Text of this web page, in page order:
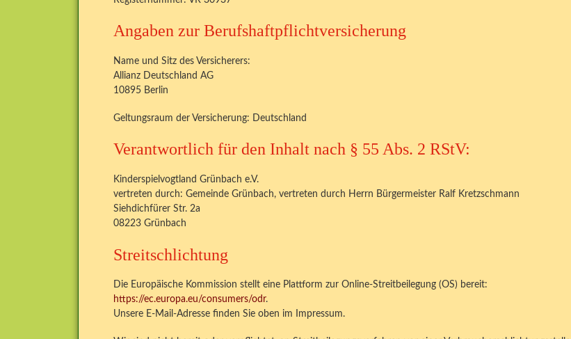
Angaben zur Berufshaftpflichtversicherung
Name und Sitz des Versicherers:
Allianz Deutschland AG
10895 Berlin
Geltungsraum der Versicherung: Deutschland
Verantwortlich für den Inhalt nach § 55 Abs. 2 RStV:
Kinderspielvogtland Grünbach e.V.
vertreten durch: Gemeinde Grünbach, vertreten durch Herrn Bürgermeister Ralf Kretzschmann
Siehdichfürer Str. 2a
08223 Grünbach
Streitschlichtung
Die Europäische Kommission stellt eine Plattform zur Online-Streitbeilegung (OS) bereit:
https://ec.europa.eu/consumers/odr.
Unsere E-Mail-Adresse finden Sie oben im Impressum.